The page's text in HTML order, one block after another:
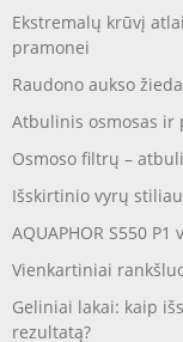
Ekstremalų krūvį
pramonei
Raudono aukso
Atbulinis osmosas ir
Osmoso filtrų –
Išskirtinio vyrų
AQUAPHOR S550
Vienkartiniai
Geliniai lakai: kaip
rezultatą?